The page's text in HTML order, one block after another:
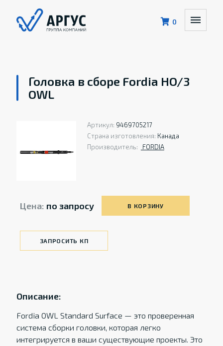
0
Головка в сборе Fordia HO/3
OWL
Артикул: 9469705217
Страна изготовления: Канада
Производитель:
FORDIA
Цена: по запросу В КОРЗИНУ
ЗАПРОСИТЬ КП
Описание:
Fordia OWL Standard Surface — это проверенная
система сборки головки, которая легко
интегрируется в ваши существующие проекты. Это